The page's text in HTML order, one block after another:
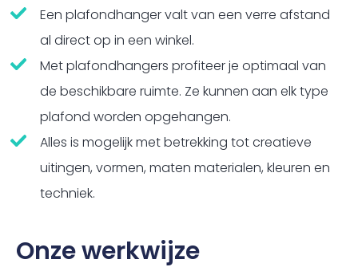
Een plafondhanger valt van een verre afstand
al direct op in een winkel.
Met plafondhangers profiteer je optimaal van
de beschikbare ruimte. Ze kunnen aan elk type
plafond worden opgehangen.
Alles is mogelijk met betrekking tot creatieve
uitingen, vormen, maten materialen, kleuren en
techniek.
Onze werkwijze